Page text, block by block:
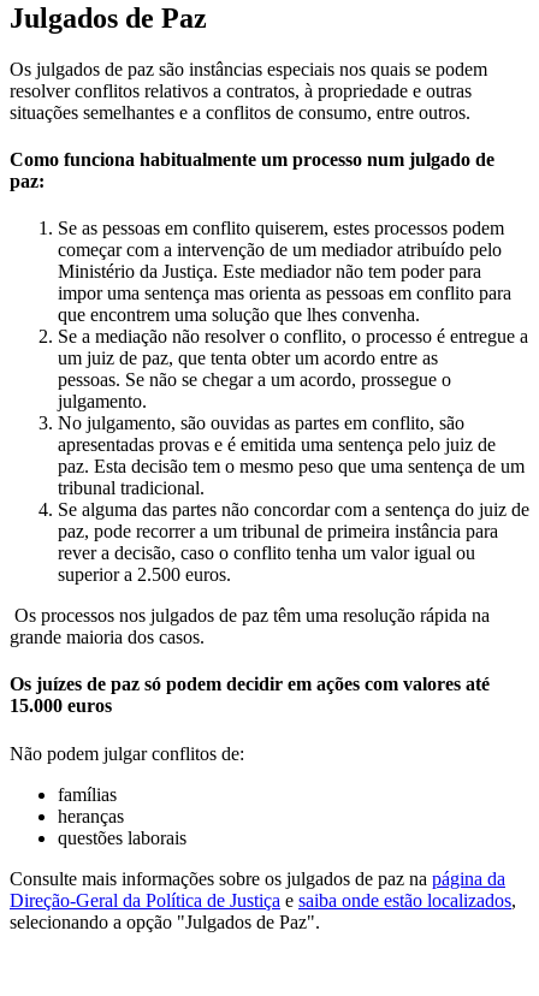
Julgados de Paz
Os julgados de paz são instâncias especiais nos quais se podem
resolver conflitos relativos a contratos, à propriedade e outras
situações semelhantes e a conflitos de consumo, entre outros.
Como funciona habitualmente um processo num julgado de
paz:
Se as pessoas em conflito quiserem, estes processos podem
começar com a intervenção de um mediador atribuído pelo
Ministério da Justiça. Este mediador não tem poder para
impor uma sentença mas orienta as pessoas em conflito para
que encontrem uma solução que lhes convenha.
Se a mediação não resolver o conflito, o processo é entregue a
um juiz de paz, que tenta obter um acordo entre as
pessoas. Se não se chegar a um acordo, prossegue o
julgamento.
No julgamento, são ouvidas as partes em conflito, são
apresentadas provas e é emitida uma sentença pelo juiz de
paz. Esta decisão tem o mesmo peso que uma sentença de um
tribunal tradicional.
Se alguma das partes não concordar com a sentença do juiz de
paz, pode recorrer a um tribunal de primeira instância para
rever a decisão, caso o conflito tenha um valor igual ou
superior a 2.500 euros.
Os processos nos julgados de paz têm uma resolução rápida na
grande maioria dos casos.
Os juízes de paz só podem decidir em ações com valores até
15.000 euros
Não podem julgar conflitos de:
famílias
heranças
questões laborais
Consulte mais informações sobre os julgados de paz na página da
Direção-Geral da Política de Justiça e saiba onde estão localizados,
selecionando a opção "Julgados de Paz".